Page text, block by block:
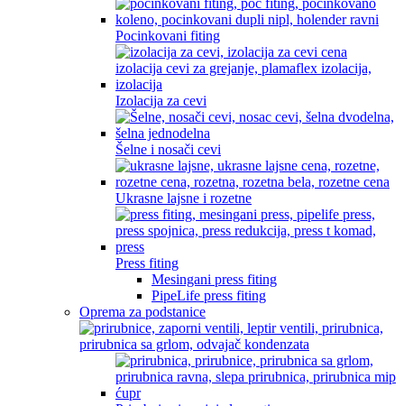
Pocinkovani fiting
Izolacija za cevi
Šelne i nosači cevi
Ukrasne lajsne i rozetne
Press fiting
Mesingani press fiting
PipeLife press fiting
Oprema za podstanice